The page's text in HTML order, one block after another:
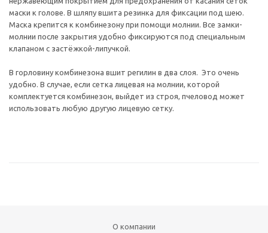
маски к голове. В шляпу вшита резинка для фиксации под шею.
Маска крепится к комбинезону при помощи молнии. Все замки-
молнии после закрытия удобно фиксируются под специальным
клапаном с застёжкой-липучкой.
В горловину комбинезона вшит регилин в два слоя. Это очень
удобно. В случае, если сетка лицевая на молнии, которой
комплектуется комбинезон, выйдет из строя, пчеловод может
использовать любую другую лицевую сетку.
О компании